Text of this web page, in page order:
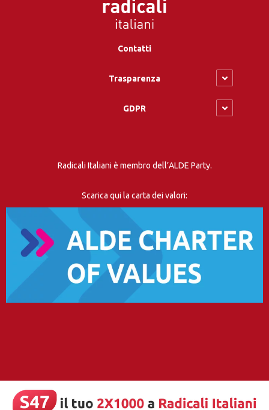
Contatti
Trasparenza
GDPR
Radicali Italiani è membro dell’ALDE Party.
Scarica qui la carta dei valori: